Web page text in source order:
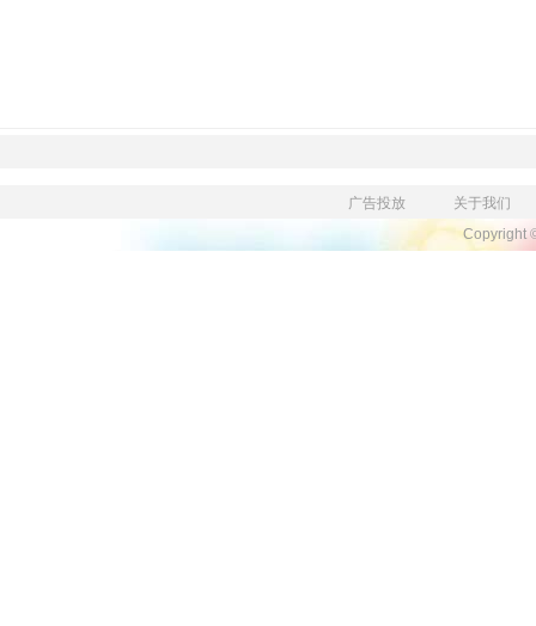
广告投放
关于我们
Copyright